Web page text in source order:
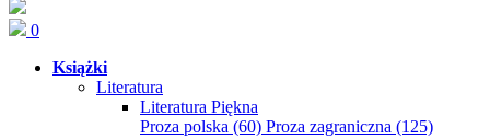
0
Książki
Literatura
Literatura Piękna
Proza polska (60) Proza zagraniczna (125)